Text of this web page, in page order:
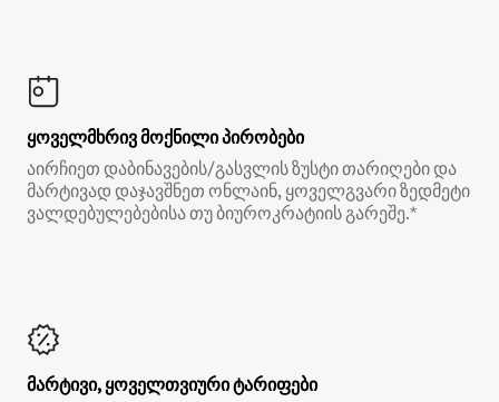
ყოველმხრივ მოქნილი პირობები
აირჩიეთ დაბინავების/გასვლის ზუსტი თარიღები და
მარტივად დაჯავშნეთ ონლაინ, ყოველგვარი ზედმეტი
ვალდებულებებისა თუ ბიუროკრატიის გარეშე.*
მარტივი, ყოველთვიური ტარიფები